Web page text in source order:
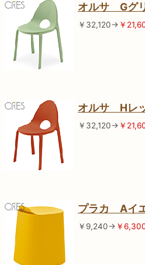
オルサ Gグ
￥32,120→ ￥
オルサ Hレ
￥32,120→ ￥
プラカ Aイ
￥9,240→ ￥